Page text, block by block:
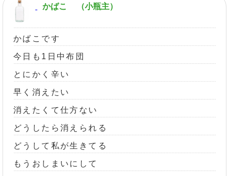
かばこ （小瓶主）
かばこです
今日も1日中布団
とにかく辛い
早く消えたい
消えたくて仕方ない
どうしたら消えられる
どうして私が生きてる
もうおしまいにして